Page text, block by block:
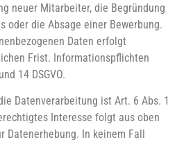
neuer Mitarbeiter, die Begründung
oder die Absage einer Bewerbung.
Daten erfolgt
Frist. Informationspflichten
14 DSGVO.
Datenverarbeitung ist Art. 6 Abs. 1
Interesse folgt aus oben
In keinem Fall